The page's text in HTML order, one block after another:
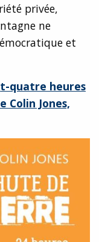
privée,
ne
et
quatre heures
Colin Jones,